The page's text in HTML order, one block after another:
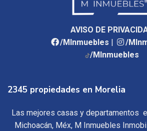
AVISO DE
/MInmuebles |
/
/MInmuebles
2345 propiedades en Morelia
Las mejores casas y departamentos
Michoacán, Méx, M Inmuebles